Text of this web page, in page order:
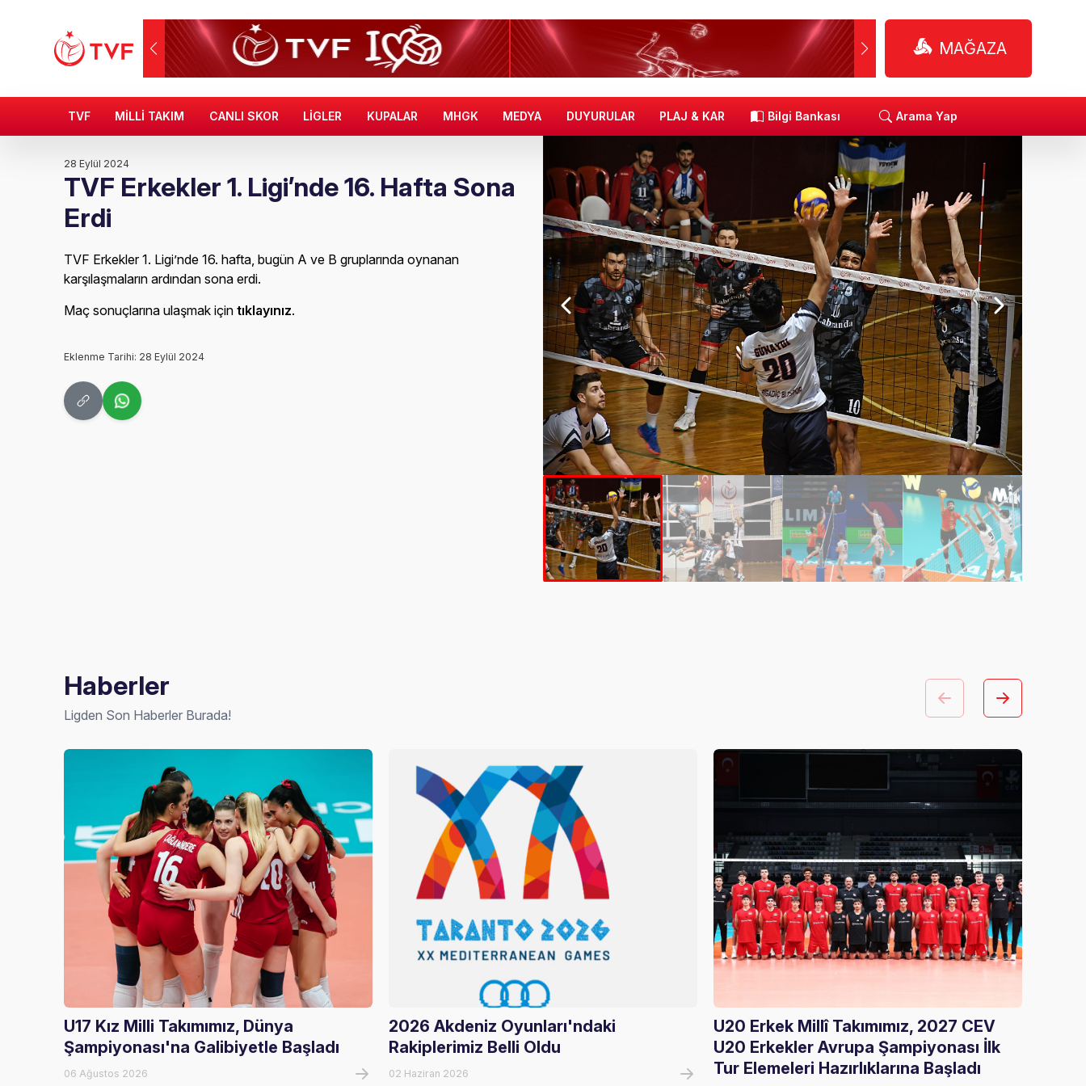
MAĞAZA
TVF MİLLİ TAKIM CANLI SKOR LİGLER KUPALAR MHGK MEDYA DUYURULAR PLAJ & KAR Bilgi Bankası Arama Yap
28 Eylül 2024
TVF Erkekler 1. Ligi’nde 16. Hafta Sona
Erdi
TVF Erkekler 1. Ligi’nde 16. hafta, bugün A ve B gruplarında oynanan
karşılaşmaların ardından sona erdi.
Maç sonuçlarına ulaşmak içintıklayınız.
Eklenme Tarihi: 28 Eylül 2024
Haberler
Ligden Son Haberler Burada!
U17 Kız Milli Takımımız, Dünya
Şampiyonası'na Galibiyetle Başladı
06 Ağustos 2026
2026 Akdeniz Oyunları'ndaki
Rakiplerimiz Belli Oldu
02 Haziran 2026
U20 Erkek Millî Takımımız, 2027 CEV
U20 Erkekler Avrupa Şampiyonası İlk
Tur Elemeleri Hazırlıklarına Başladı